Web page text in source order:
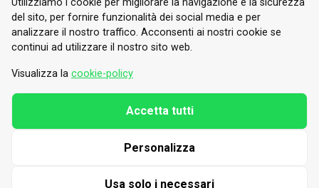
© 2026 Valle di Susa
Tesori di Arte e Cultura Alpina
Tel.
E-mail.info@vallesusa-tesori.it
Utilizziamo i cookie per migliorare la navigazione e la sicurezza
del sito, per fornire funzionalità dei social media e per
analizzare il nostro traffico. Acconsenti ai nostri cookie se
continui ad utilizzare il nostro sito web.
Visualizza la cookie-policy
Usa solo i necessari
Personalizza
Accetta tutti